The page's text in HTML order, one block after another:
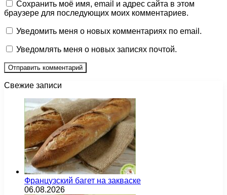
Сохранить моё имя, email и адрес сайта в этом
браузере для последующих моих комментариев.
Уведомить меня о новых комментариях по email.
Уведомлять меня о новых записях почтой.
Свежие записи
Французский багет на закваске
06.08.2026